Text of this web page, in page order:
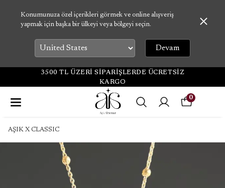
Konumunuza özel içerikleri görmek ve online alışveriş
yapmak için başka bir ülkeyi veya bölgeyi seçin.
Devam
3500 TL ÜZERİ SİPARİŞLERDE ÜCRETSİZ
KARGO
0
AŞIK X CLASSIC